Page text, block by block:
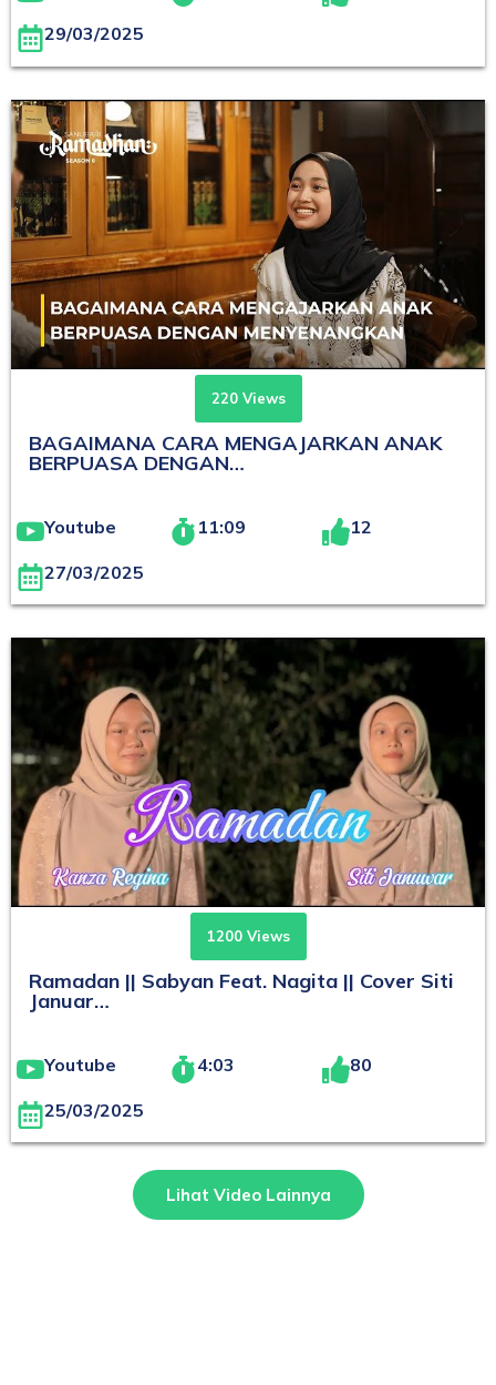
29/03/2025
220 Views
BAGAIMANA CARA MENGAJARKAN ANAK
BERPUASA DENGAN…
Youtube 11:09 12
27/03/2025
1200 Views
Ramadan || Sabyan Feat. Nagita || Cover Siti
Januar…
Youtube 4:03 80
25/03/2025
Lihat Video Lainnya